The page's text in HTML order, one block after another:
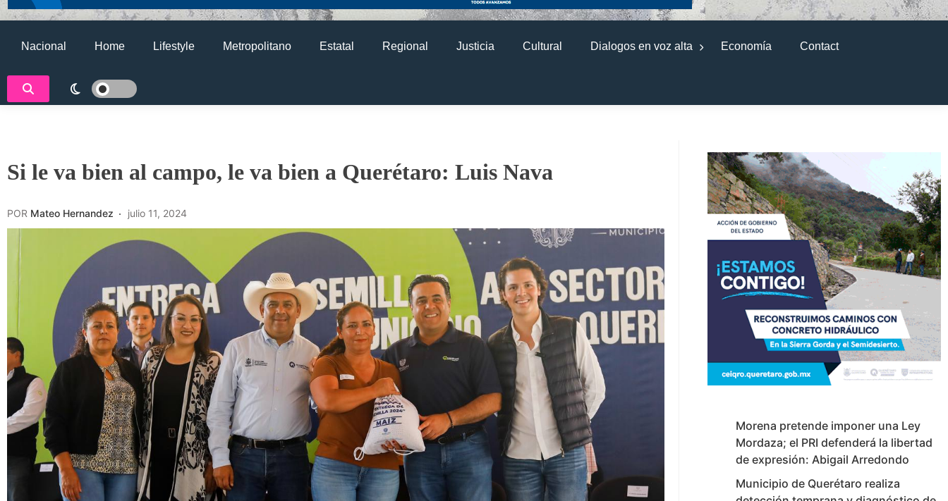
Nacional Home Lifestyle Metropolitano Estatal Regional Justicia Cultural Dialogos en voz alta Economía Contact
Si le va bien al campo, le va bien a Querétaro: Luis Nava
POR Mateo Hernandez julio 11, 2024
Morena pretende imponer una Ley
Mordaza; el PRI defenderá la libertad
de expresión: Abigail Arredondo
Municipio de Querétaro realiza